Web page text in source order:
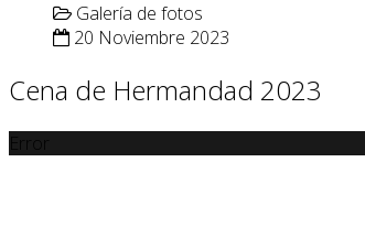
Galería de fotos
20 Noviembre 2023
Cena de Hermandad 2023